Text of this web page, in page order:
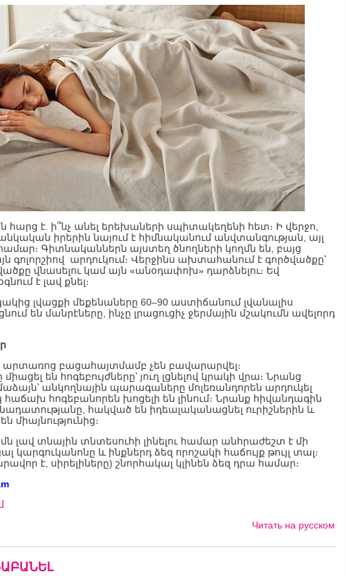
է. ի՞նչ անել երեխաների սպիտակեղենի հետ։ Ի վերջո,
իրերին նայում է հիմնականում անվտանգության, այլ
համար։ Գիտնականներն այստեղ ծնողների կողմն են, բայց
գոլորշիով արդուկում։ Վերջինս ախտահանում է գործվածքը՝
վնասելու կամ այն «անօդափոխ» դարձնելու։ Եվ
է լավ քնել։
լվացքի մեքենաները 60–90 աստիճանում լվանալիս
են մանրէները, ինչը լրացուցիչ ջերմային մշակումն ավելորդ
բացահայտմամբ չեն բավարարվել։
են հոգեբույժները՝ յուղ լցնելով կրակի վրա։ Նրանց
անկողնային պարագաները մոլեռանդորեն արդուկել
հոգեբանորեն խոցելի են լինում։ Նրանք հիվանդագին
հակված են իդեալականացնել ուրիշներին և
լավ տնային տնտեսուհի լինելու համար անհրաժեշտ է մի
կարգուկանոնը և ինքներդ ձեզ որոշակի հաճույք թույլ տալ։
է, սիրելիները) շնորհակալ կլինեն ձեզ դրա համար։
m
Читать на русском